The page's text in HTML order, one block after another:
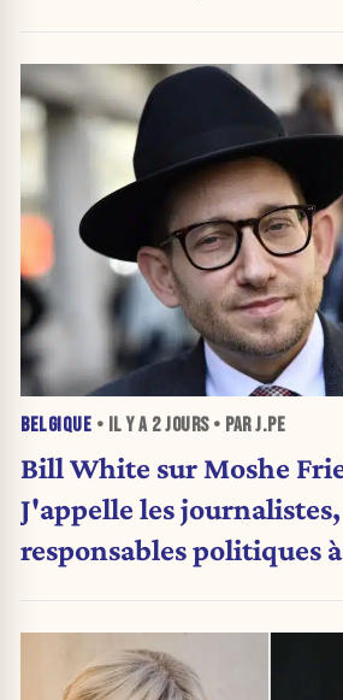
BELGIQUE • IL Y A 2 JOURS• PAR J.PE
Bill White sur Moshe
J'appelle les
responsables politiques